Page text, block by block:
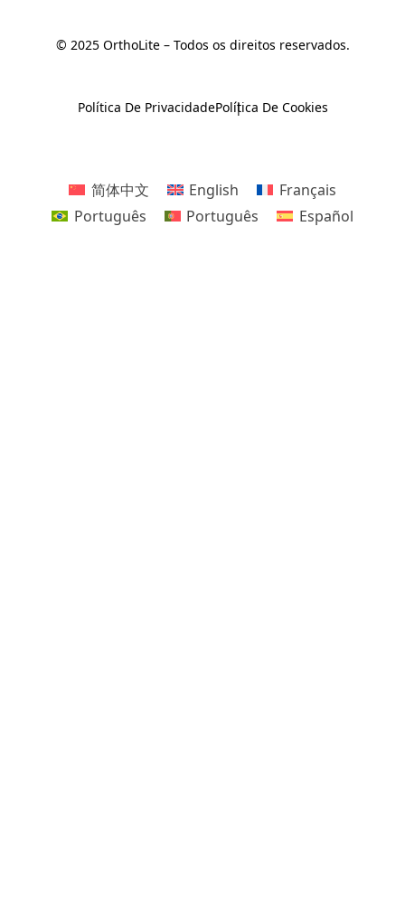
© 2025 OrthoLite – Todos os direitos reservados.
Política De PrivacidadePolítica De Cookies
简体中文 English
Français
Português
Português Español